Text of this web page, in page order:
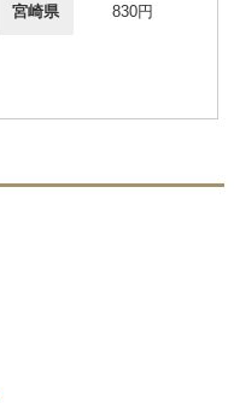
宮崎県 830円